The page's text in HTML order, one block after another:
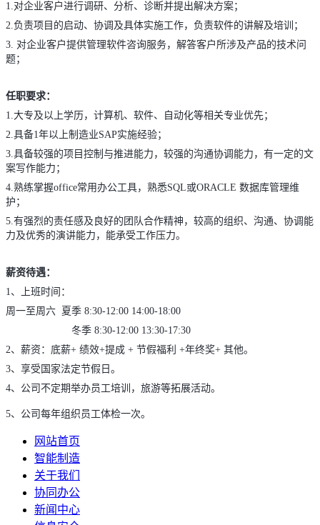
1.对企业客户进行调研、分析、诊断并提出解决方案；
2.负责项目的启动、协调及具体实施工作，负责软件的讲解及培训；
3. 对企业客户提供管理软件咨询服务，解答客户所涉及产品的技术问
题；
任职要求：
1.大专及以上学历，计算机、软件、自动化等相关专业优先；
2.具备1年以上制造业SAP实施经验；
3.具备较强的项目控制与推进能力，较强的沟通协调能力，有一定的文
案写作能力；
4.熟练掌握office常用办公工具，熟悉SQL或ORACLE 数据库管理维
护；
5.有强烈的责任感及良好的团队合作精神，较高的组织、沟通、协调能
力及优秀的演讲能力，能承受工作压力。
薪资待遇：
1、上班时间：
周一至周六 夏季 8:30-12:00 14:00-18:00
冬季 8:30-12:00 13:30-17:30
2、薪资：底薪+ 绩效+提成 + 节假福利 +年终奖+ 其他。
3、享受国家法定节假日。
4、公司不定期举办员工培训，旅游等拓展活动。
5、公司每年组织员工体检一次。
网站首页
智能制造
关于我们
协同办公
新闻中心